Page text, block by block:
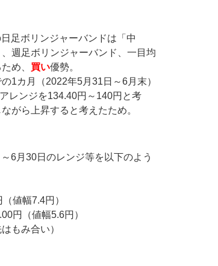
足ボリンジャーバンドは「中
、週足ボリンジャーバンド、一目均
め、 買い優勢。
1カ月（2022年5月31日～6月末）
レンジを134.40円～140円と考
がら上昇すると考えたため。
6月30日のレンジ等を以下のよう
値幅7.4円）
円（値幅5.6円）
もみ合い）